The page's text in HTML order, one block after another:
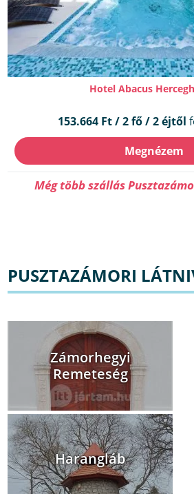
Hotel Abacus
153.664 Ft / 2 fő / 2 éjtől
Megnézem
Még több szállás
PUSZTAZÁMORI
Zámorhegyi
Remeteség
Harangláb